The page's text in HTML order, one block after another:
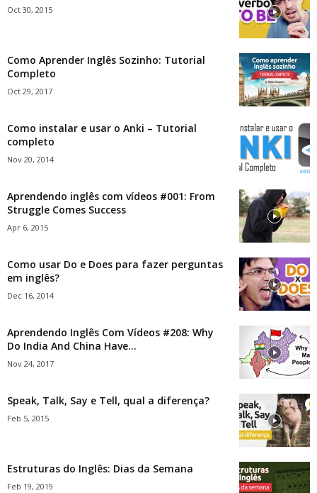
Oct 30, 2015
Como Aprender Inglês Sozinho: Tutorial
Completo
Oct 29, 2017
Como instalar e usar o Anki – Tutorial
completo
Nov 20, 2014
Aprendendo inglês com vídeos #001: From
Struggle Comes Success
Apr 6, 2015
Como usar Do e Does para fazer perguntas
em inglês?
Dec 16, 2014
Aprendendo Inglês Com Vídeos #208: Why
Do India And China Have...
Nov 24, 2017
Speak, Talk, Say e Tell, qual a diferença?
Feb 5, 2015
Estruturas do Inglês: Dias da Semana
Feb 19, 2019